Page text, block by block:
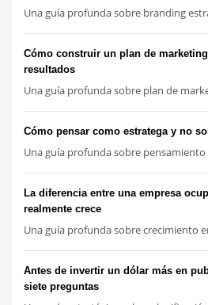
Una guía profunda sobre branding
Cómo construir un plan de
resultados
Una guía profunda sobre plan de
Cómo pensar como estratega y no
Una guía profunda sobre pensamiento
La diferencia entre una empresa
realmente crece
Una guía profunda sobre crecimiento
Antes de invertir un dólar más en
siete preguntas